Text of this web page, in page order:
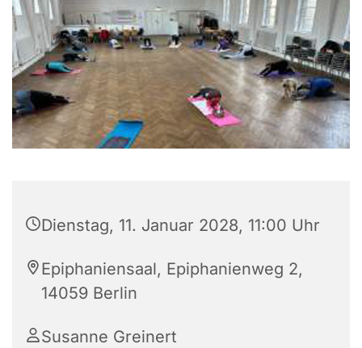
Dienstag, 11. Januar 2028, 11:00 Uhr
Epiphaniensaal, Epiphanienweg 2,
14059 Berlin
Susanne Greinert